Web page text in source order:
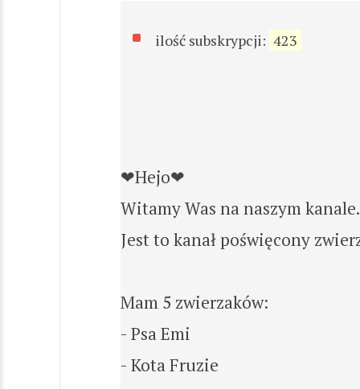
ilość subskrypcji: 423
❤Hejo❤
Witamy Was na naszym kanale.
Jest to kanał poświęcony
Mam 5 zwierzaków:
- Psa Emi
- Kota Fruzie